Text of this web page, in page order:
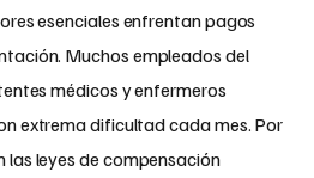
esenciales enfrentan pagos
Muchos empleados del
médicos y enfermeros
extrema dificultad cada mes. Por
las leyes de compensación